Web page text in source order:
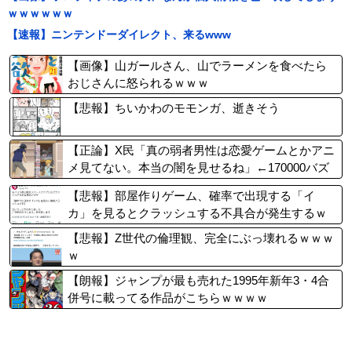
ｗｗｗｗｗｗ
【速報】ニンテンドーダイレクト、来るwww
【画像】山ガールさん、山でラーメンを食べたら
おじさんに怒られるｗｗｗ
【悲報】ちいかわのモモンガ、逝きそう
【正論】X民「真の弱者男性は恋愛ゲームとかアニ
メ見てない。本当の闇を見せるね」←170000バズ
wwwwwww
【悲報】部屋作りゲーム、確率で出現する「イ
カ」を見るとクラッシュする不具合が発生するｗ
ｗｗｗ
【悲報】Z世代の倫理観、完全にぶっ壊れるｗｗｗ
ｗ
【朗報】ジャンプが最も売れた1995年新年3・4合
併号に載ってる作品がこちらｗｗｗｗ